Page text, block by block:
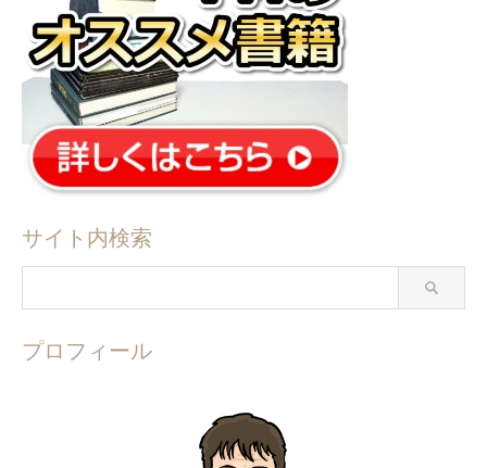
サイト内検索
プロフィール